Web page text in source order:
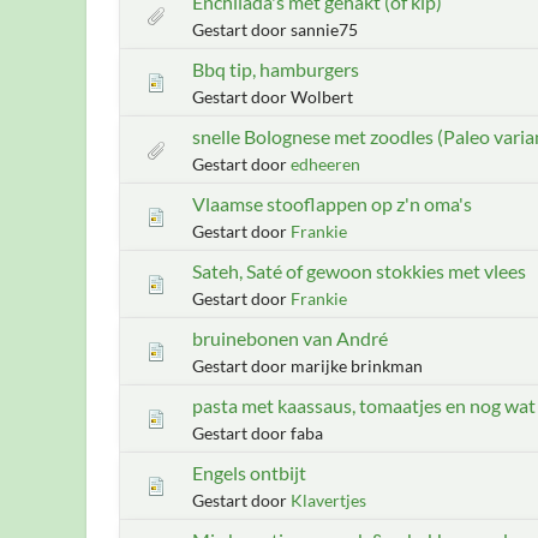
Gestart door sannie75
Bbq tip, hamburgers
Gestart door Wolbert
snelle Bolognese met zoodles (Paleo
Gestart dooredheeren
Vlaamse stooflappen op z'n oma's
Gestart door Frankie
Sateh, Saté of gewoon stokkies met vlees
Gestart door Frankie
bruinebonen van André
Gestart door marijke brinkman
pasta met kaassaus, tomaatjes en nog wat
Gestart door faba
Engels ontbijt
Gestart door Klavertjes